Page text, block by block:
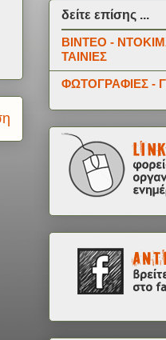
δείτε επίσης ...
ΒΙΝΤΕΟ -
ΤΑΙΝΙΕΣ
ΦΩΤΟΓΡΑΦΙΕΣ -